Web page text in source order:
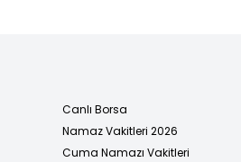
Canlı Borsa
Namaz Vakitleri 2026
Cuma Namazı Vakitleri